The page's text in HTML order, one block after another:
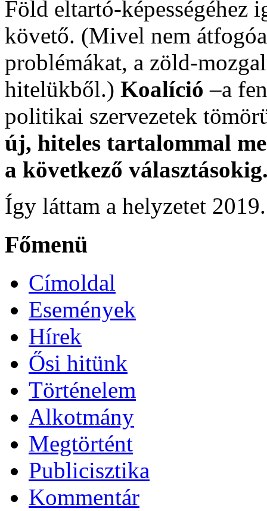
Föld eltartó-képességéhez
követő. (Mivel nem
problémákat, a zöld-
hitelükből.) Koalíció –a
politikai szervezetek
új, hiteles tartalommal
a következő
Így láttam a helyzetet
Főmenü
Címoldal
Események
Hírek
Ősi hitünk
Történelem
Alkotmány
Megtörtént
Publicisztika
Kommentár